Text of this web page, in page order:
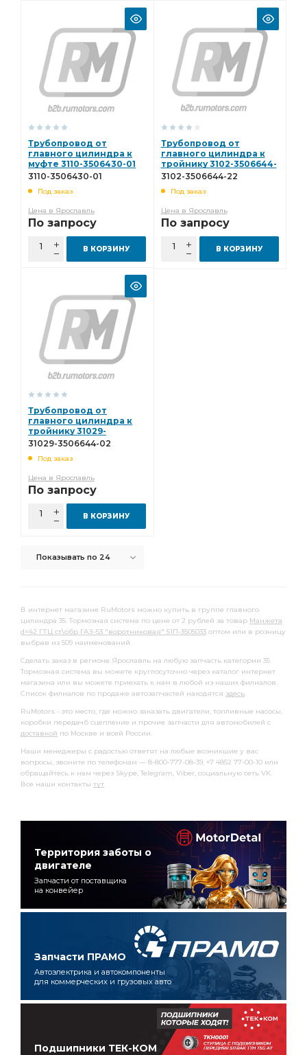
Трубопровод от
главного цилиндра к
муфте 3110-3506430-01
3110-3506430-01
Под заказ
Цена в Ярославль
По запросу
В КОРЗИНУ
Трубопровод от
главного цилиндра к
тройнику 3102-3506644-
22
3102-3506644-22
Под заказ
Цена в Ярославль
По запросу
В КОРЗИНУ
Трубопровод от
главного цилиндра к
тройнику 31029-
3506644-02
31029-3506644-02
Под заказ
Цена в Ярославль
По запросу
В КОРЗИНУ
Показывать по 24
В интернет магазине RuMotors можно купить в группе главного
цилиндра 35. Тормозная система по цене от 2 рублей за товар Манжета
d=42 ГТЦ ст\обр ГАЗ-53 "воротниковая" 51П-3505033 оптом или в розницу
выбрав из 509 наименований.
Сделать заказ в регионе Ярославль на любую запчасть категории 35.
Тормозная система вы можете круглосуточно через каталог интернет
магазина или вы можете приехать к нам в любой из наших филиалов.
Список филиалов по продаже автозапчастей находятся здесь.
RuMotors - это место, где можно заказать двигатели, топливные насосы,
коробки передачб сцепление и прочие запчасти для автомобилей с
доставкой по Москве и всей России.
Наши менеджеры с радостью ответят на любые возникшие у вас
вопросы, звоните по телефонам — 8-800-777-08-39, +7 4852 77-00-10 или
обращайтесь к нам через Skype, Telegram, Viber, социальную сеть VK.
Все наши контакты тут.
Территория заботы о
двигателе
Запчасти от поставщика
на конвейер
Запчасти ПРАМО
Автоэлектрика и автокомпоненты
для коммерческих и грузовых авто
Подшипники ТЕК-КОМ